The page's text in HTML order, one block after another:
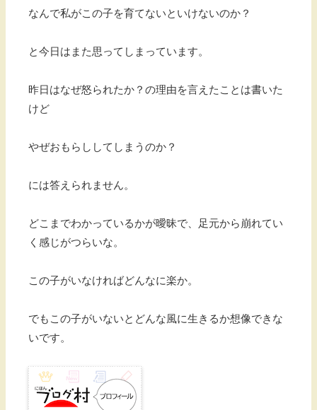
なんで私がこの子を育てないといけないのか？
と今日はまた思ってしまっています。
昨日はなぜ怒られたか？の理由を言えたことは書いた
けど
やぜおもらししてしまうのか？
には答えられません。
どこまでわかっているかが曖昧で、足元から崩れてい
く感じがつらいな。
この子がいなければどんなに楽か。
でもこの子がいないとどんな風に生きるか想像できな
いです。